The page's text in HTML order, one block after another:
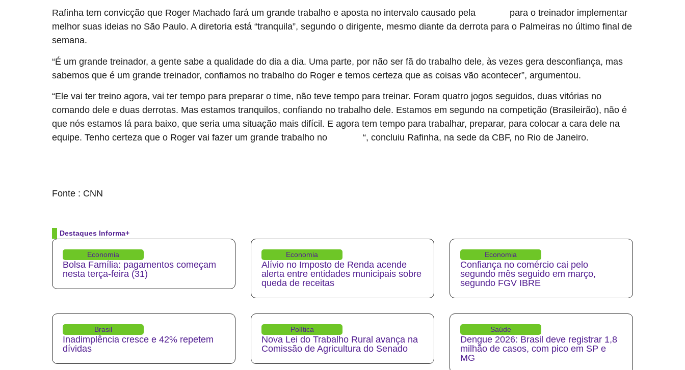
Rafinha tem convicção que Roger Machado fará um grande trabalho e aposta no intervalo causado pela
para o treinador implementar
melhor suas ideias no São Paulo. A diretoria está “tranquila”, segundo o dirigente, mesmo diante da derrota para o Palmeiras no último final de
semana.
“É um grande treinador, a gente sabe a qualidade do dia a dia. Uma parte, por não ser fã do trabalho dele, às vezes gera desconfiança, mas
sabemos que é um grande treinador, confiamos no trabalho do Roger e temos certeza que as coisas vão acontecer”, argumentou.
“Ele vai ter treino agora, vai ter tempo para preparar o time, não teve tempo para treinar. Foram quatro jogos seguidos, duas vitórias no
comando dele e duas derrotas. Mas estamos tranquilos, confiando no trabalho dele. Estamos em segundo na competição (Brasileirão), não é
que nós estamos lá para baixo, que seria uma situação mais difícil. E agora tem tempo para trabalhar, preparar, para colocar a cara dele na
equipe. Tenho certeza que o Roger vai fazer um grande trabalho no
“, concluiu Rafinha, na sede da CBF, no Rio de Janeiro.
Fonte : CNN
Destaques Informa+
Economia
Bolsa Família: pagamentos começam
nesta terça-feira (31)
Economia
Alívio no Imposto de Renda acende
alerta entre entidades municipais sobre
queda de receitas
Economia
Confiança no comércio cai pelo
segundo mês seguido em março,
segundo FGV IBRE
Brasil
Inadimplência cresce e 42% repetem
dívidas
Política
Nova Lei do Trabalho Rural avança na
Comissão de Agricultura do Senado
Saúde
Dengue 2026: Brasil deve registrar 1,8
milhão de casos, com pico em SP e
MG